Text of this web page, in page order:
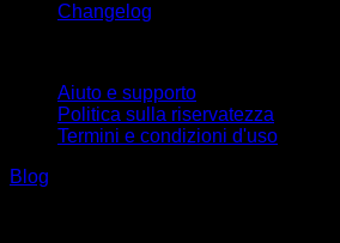
Changelog
Aiuto e supporto
Politica sulla riservatezza
Termini e condizioni d'uso
Blog